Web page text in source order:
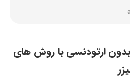
ارتودنسی با روش های